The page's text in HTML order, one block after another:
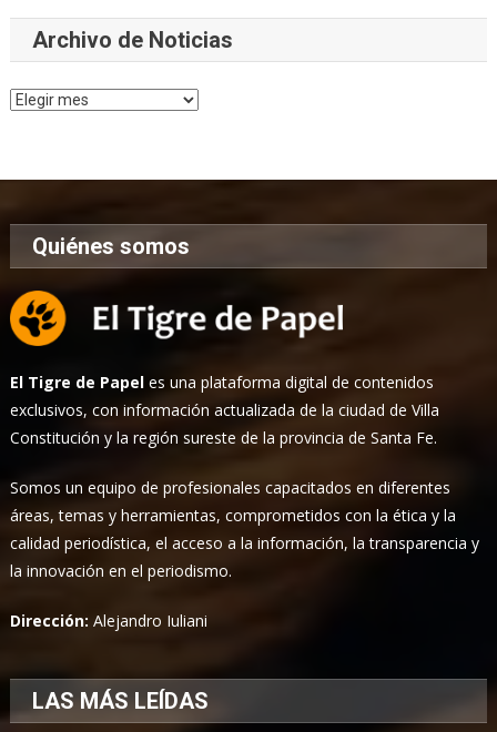
Archivo de Noticias
Archivo
Quiénes somos
El Tigre de Papel es una plataforma digital de contenidos
exclusivos, con información actualizada de la ciudad de Villa
Constitución y la región sureste de la provincia de Santa Fe.
Somos un equipo de profesionales capacitados en diferentes
áreas, temas y herramientas, comprometidos con la ética y la
calidad periodística, el acceso a la información, la transparencia y
la innovación en el periodismo.
Dirección:Alejandro Iuliani
LAS MÁS LEÍDAS